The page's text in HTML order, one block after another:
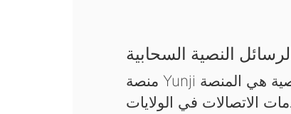
النصية السحابية
منصة Yunji السحابية لاستقبال رموز التحقق عبر الرسائل النصية هي المنصة
الاتصالات في الولايات